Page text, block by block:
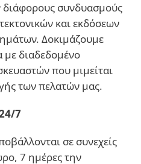
διάφορους συνδυασμούς
και εκδόσεων
Δοκιμάζουμε
με διαδεδομένο
που μιμείται
των πελατών μας.
7
σε συνεχείς
7 ημέρες την